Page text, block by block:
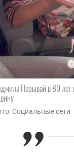
Порывай в 80 лет
Социальные сети